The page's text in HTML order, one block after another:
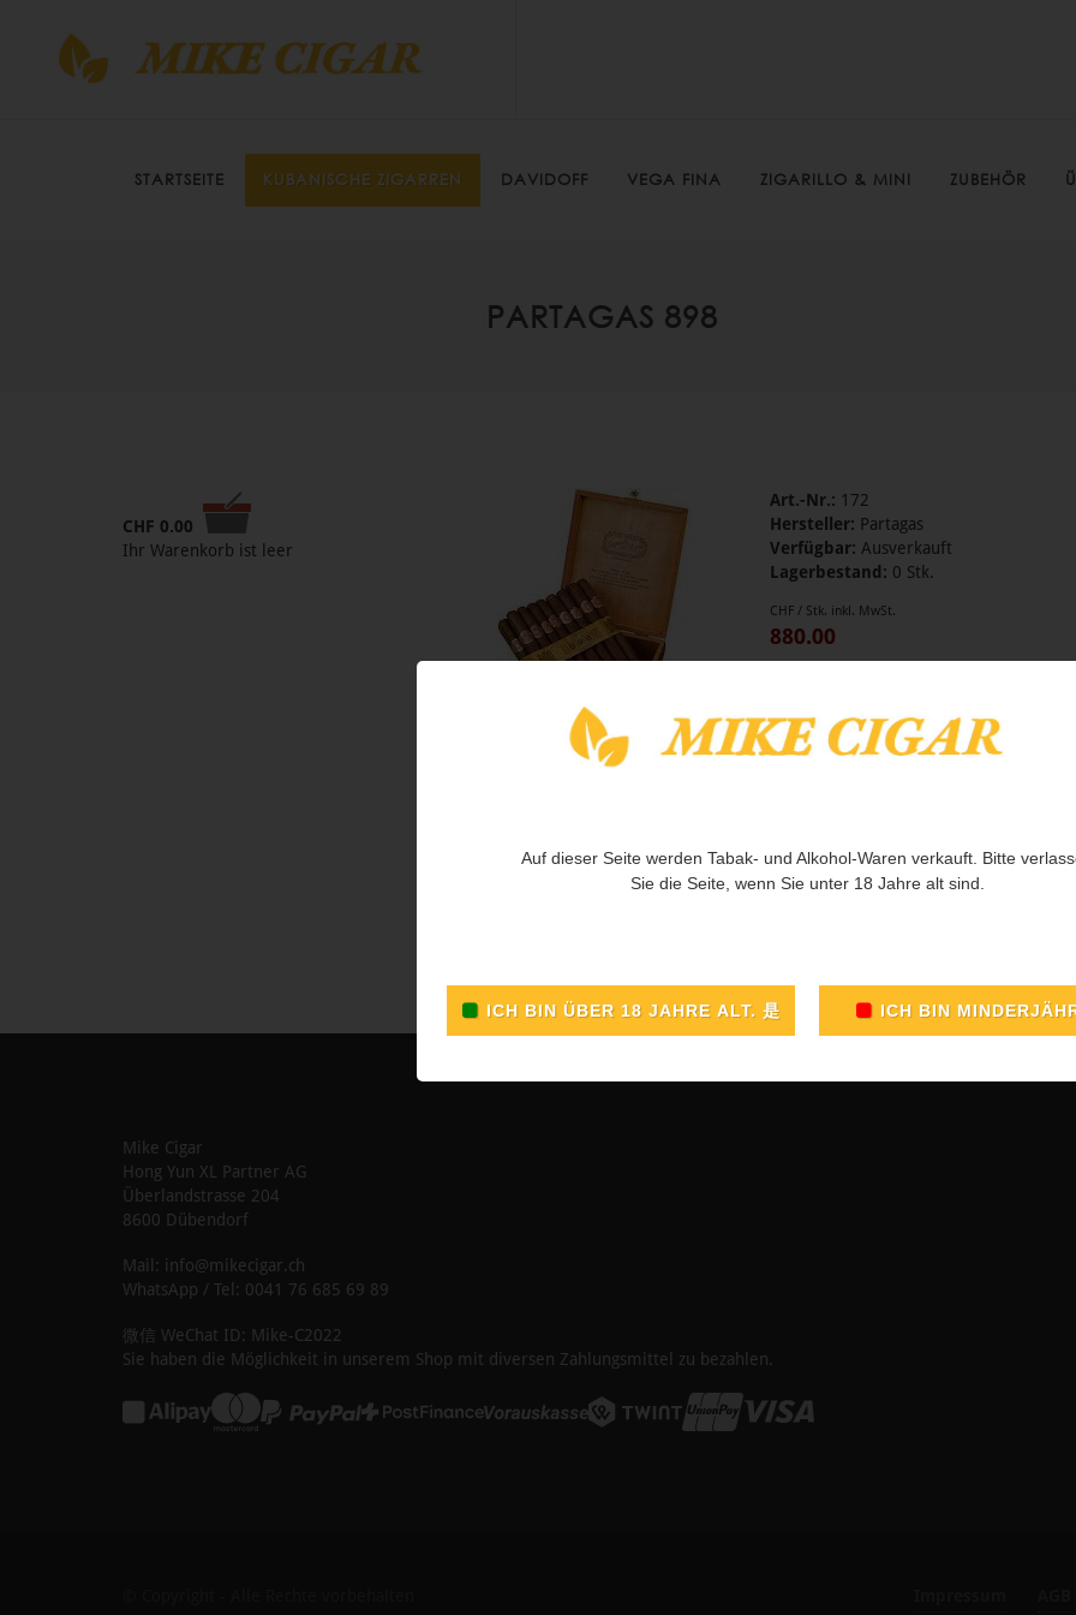
STARTSEITE KUBANISCHE ZIGARREN DAVIDOFF VEGA FINA ZIGARILLO & MINI ZUBEHÖR
PARTAGAS 898
CHF 0.00
Ihr Warenkorb ist leer
Art.-Nr.: 172
Hersteller: Partagas
Verfügbar: Ausverkauft
Lagerbestand: 0 Stk.
CHF / Stk. inkl. MwSt.
880.00
Mike Cigar
Hong Yun XL Partner AG
Überlandstrasse 204
8600 Dübendorf
Mail: info@mikecigar.ch
WhatsApp / Tel: 0041 76 685 69 89
微信 WeChat ID: Mike-C2022
Sie haben die Möglichkeit in unserem Shop mit diversen Zahlungsmittel zu bezahlen.
Auf dieser Seite werden Tabak- und Alkohol-Waren verkauft. Bitte
Sie die Seite, wenn Sie unter 18 Jahre alt sind.